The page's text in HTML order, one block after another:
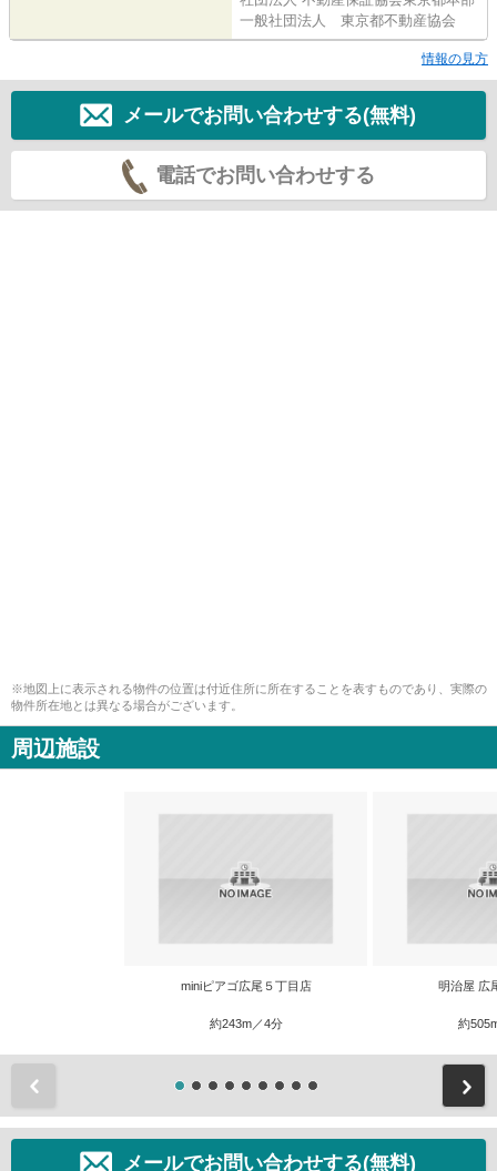
一般社団法人 東京都不動産協会
情報の見方
メールでお問い合わせする(無料)
電話でお問い合わせする
※地図上に表示される物件の位置は付近住所に所在することを表すものであり、実際の
物件所在地とは異なる場合がございます。
周辺施設
miniピアゴ広尾５丁目店
約243m／4分
明治屋 広
約
メールでお問い合わせする(無料)